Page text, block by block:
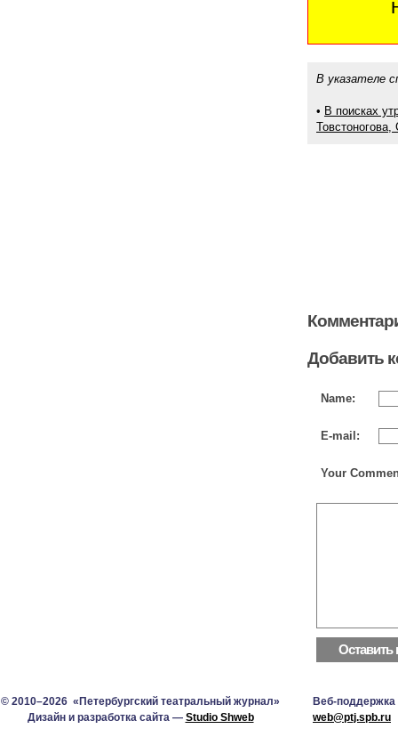
В указателе
• В поисках
Товстоногова,
Добавить
Name:
E-mail:
Your
© 2010–2026 «Петербургский театральный журнал»
Дизайн и разработка сайта — Studio Shweb
Веб-поддержка
web@ptj.spb.ru